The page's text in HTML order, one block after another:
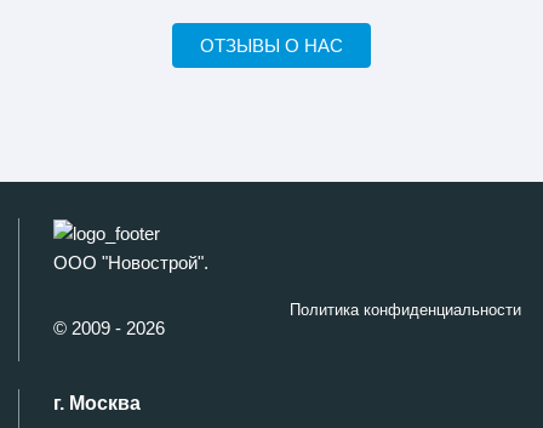
ОТЗЫВЫ О НАС
ООО "Новострой".
© 2009 - 2026
Политика конфиденциальности
г. Москва